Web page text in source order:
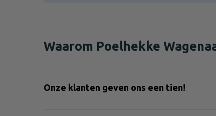
Waarom Poelhekke
Onze klanten geven ons een tien!